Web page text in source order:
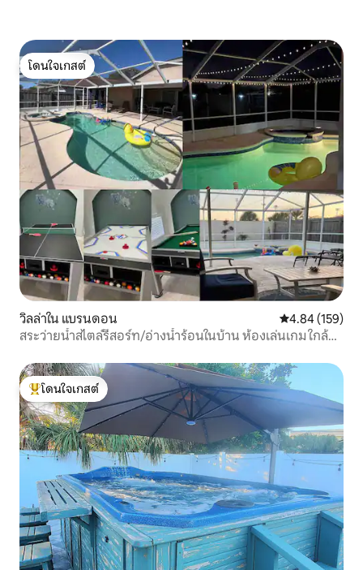
โดนใจเกสต์
โดนใจเกสต์
วิลล่าใน แบรนดอน คะแนนเฉลี่ย
4.84 (159)
สระว่ายน้ำสไตล์รีสอร์ท/อ่างน้ำร้อนในบ้าน ห้องเล่นเกม ใกล้
โดนใจเกสต์ที่สุด
โดนใจเกสต์